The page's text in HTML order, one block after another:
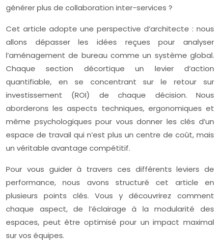
générer plus de collaboration inter-services ?
Cet article adopte une perspective d’architecte : nous
allons dépasser les idées reçues pour analyser
l’aménagement de bureau comme un système global.
Chaque section décortique un levier d’action
quantifiable, en se concentrant sur le retour sur
investissement (ROI) de chaque décision. Nous
aborderons les aspects techniques, ergonomiques et
même psychologiques pour vous donner les clés d’un
espace de travail qui n’est plus un centre de coût, mais
un véritable avantage compétitif.
Pour vous guider à travers ces différents leviers de
performance, nous avons structuré cet article en
plusieurs points clés. Vous y découvrirez comment
chaque aspect, de l’éclairage à la modularité des
espaces, peut être optimisé pour un impact maximal
sur vos équipes.